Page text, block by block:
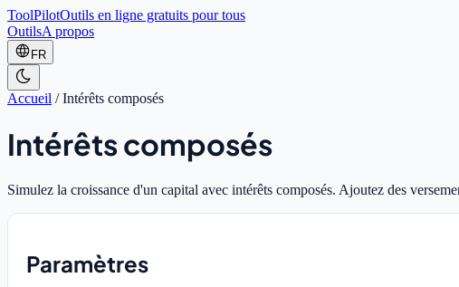
ToolPilotOutils en ligne gratuits pour tous
OutilsA propos
FR
Accueil /Intérêts composés
Intérêts composés
Simulez la croissance d'un capital avec intérêts composés. Ajoutez des
Paramètres